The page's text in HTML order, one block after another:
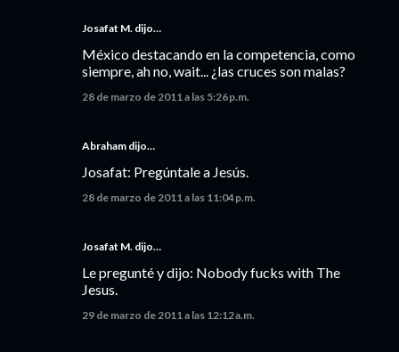
Josafat M. dijo…
México destacando en la competencia, como
siempre, ah no, wait... ¿las cruces son malas?
28 de marzo de 2011 a las 5:26 p.m.
Abraham dijo…
Josafat: Pregúntale a Jesús.
28 de marzo de 2011 a las 11:04 p.m.
Josafat M. dijo…
Le pregunté y dijo: Nobody fucks with The
Jesus.
29 de marzo de 2011 a las 12:12 a.m.